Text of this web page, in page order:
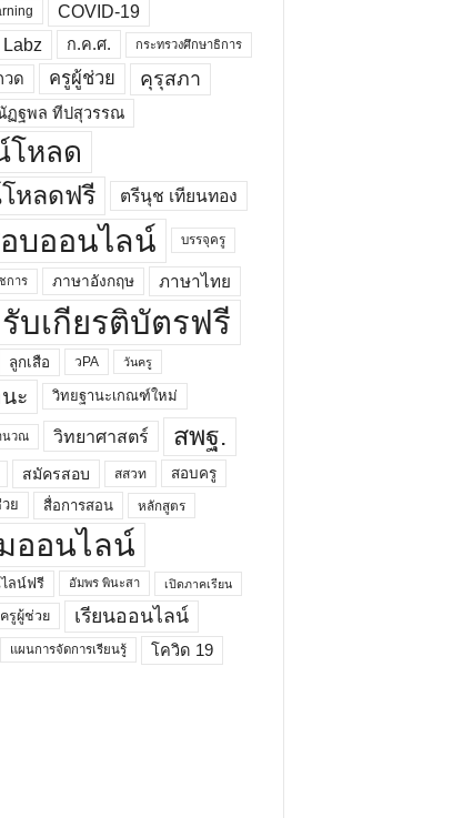
COVID-19
ก.ค.ศ. กระทรวงศึกษาธิการ
วด ครูผู้ช่วย คุรุสภา
ฏฐพล ทีปสุวรรณ
โหลด
หลดฟรี ตรีนุช เทียนทอง
บออนไลน์ บรรจุครู
การ ภาษาอังกฤษ ภาษาไทย
รับเกียรติบัตรฟรี
ลูกเสือ วPA วันครู
ะ วิทยฐานะเกณฑ์ใหม่
นวณ วิทยาศาสตร์ สพฐ.
สมัครสอบ สสวท
สอบครู
ย
สื่อการสอน หลักสูตร
ออนไลน์
ลน์ฟรี อัมพร พินะสา เปิดภาคเรียน
รูผู้ช่วย เรียนออนไลน์
แผนการจัดการเรียนรู้ โควิด 19